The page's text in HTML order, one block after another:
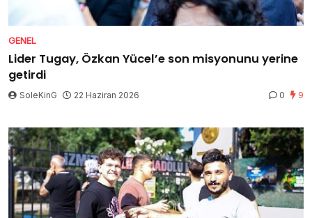
GENEL
Lider Tugay, Özkan Yücel’e son misyonunu yerine
getirdi
SoleKinG 22 Haziran 2026 0 9